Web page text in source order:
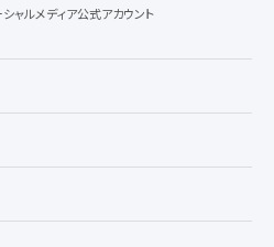
ャルメディア公式アカウント